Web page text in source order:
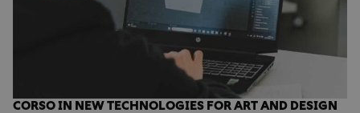
CORSO IN NEW TECHNOLOGIES FOR ART AND DESIGN